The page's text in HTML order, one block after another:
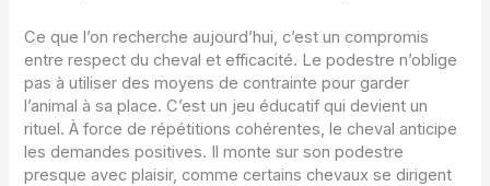
Ce que l’on recherche aujourd’hui, c’est un compromis
entre respect du cheval et efficacité. Le podestre n’oblige
pas à utiliser des moyens de contrainte pour garder
l’animal à sa place. C’est un jeu éducatif qui devient un
rituel. À force de répétitions cohérentes, le cheval anticipe
les demandes positives. Il monte sur son podestre
presque avec plaisir, comme certains chevaux se dirigent